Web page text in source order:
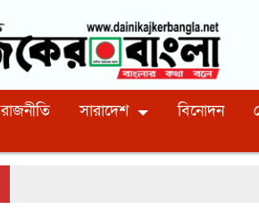
রাজনীতি সারাদেশ বিনোদন